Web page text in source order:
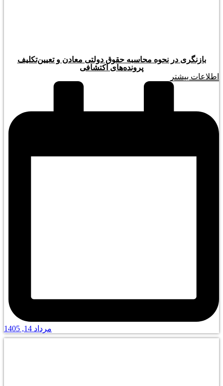
بازنگری در نحوه محاسبه حقوق دولتی معادن و تعیین‌تکلیف
پرونده‌های اکتشافی
اطلاعات بیشتر
مرداد 14, 1405